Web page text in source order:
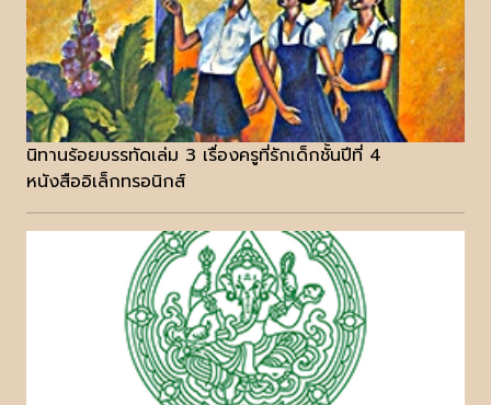
นิทานร้อยบรรทัดเล่ม 3 เรื่องครูที่รักเด็กชั้นปีที่ 4
หนังสืออิเล็กทรอนิกส์